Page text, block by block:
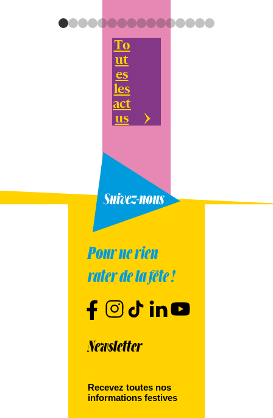
To
ut
es
les
act
us
Pour ne rien
rater de la fête !
Newsletter
Recevez toutes nos
informations festives